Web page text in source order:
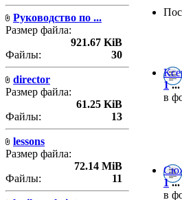
Руководство по ...
Размер файла:
921.67 KiB
Файлы:
30
director
Размер файла:
61.25 KiB
Файлы:
13
lessons
Размер файла:
72.14 MiB
Файлы:
11
1...
в
1...
в